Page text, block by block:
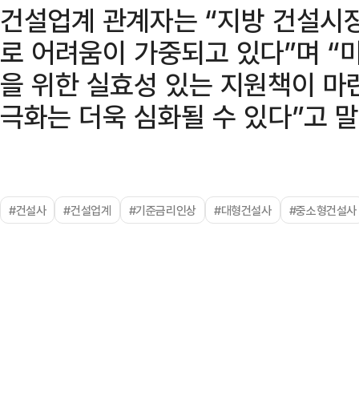
건설업계 관계자는 “지방 건설
로 어려움이 가중되고 있다”며 “
을 위한 실효성 있는 지원책이
극화는 더욱 심화될 수 있다”고
#건설사 #건설업계 #기준금리인상 #대형건설사 #중소형건설사